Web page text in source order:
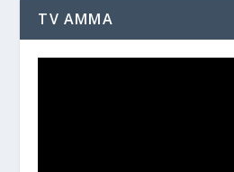
TV AMMA